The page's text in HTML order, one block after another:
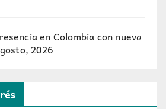
en Colombia con nueva
2026